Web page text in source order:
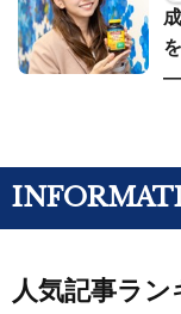
人気記事ラ